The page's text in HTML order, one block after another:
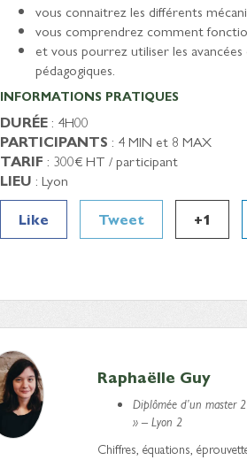
vous connaitrez les différents
vous comprendrez comment
et vous pourrez utiliser les
pédagogiques.
INFORMATIONS PRATIQUES
DURÉE: 4H00
PARTICIPANTS : 4 MIN et 8 MAX
TARIF : 300€ HT / participant
LIEU : Lyon
Like
Tweet +1
Raphaëlle Guy
Diplômée d’un master
» – Lyon 2
Chiffres, équations,